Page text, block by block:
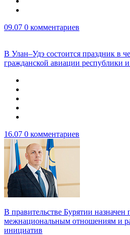
09.07 0 комментариев
В Улан–Удэ состоится праздник в
гражданской авиации республики
16.07 0 комментариев
В правительстве Бурятии назначен
межнациональным отношениям и
инициатив